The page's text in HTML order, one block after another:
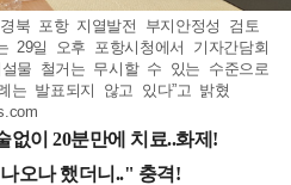
북 포항 지열발전 부지안정성 검토
29일 오후 포항시청에서 기자간담회
물 철거는 무시할 수 있는 수준으로
는 발표되지 않고 있다”고 밝혔